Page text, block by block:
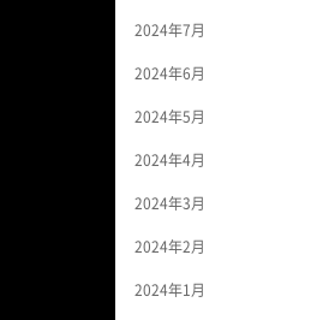
2024年7月
2024年6月
2024年5月
2024年4月
2024年3月
2024年2月
2024年1月